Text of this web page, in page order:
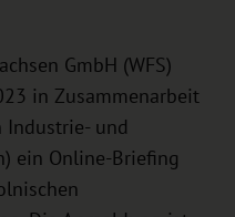
GmbH (WFS)
in Zusammenarbeit
Industrie- und
ein Online-Briefing